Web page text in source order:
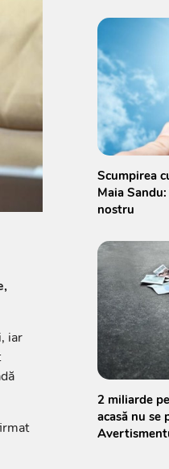
iar
Scumpirea
Maia
nostru
2 miliarde
acasă nu se